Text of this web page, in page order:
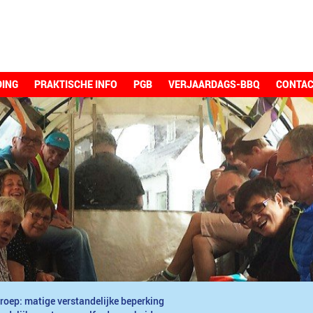
PRAKTISCHE INFO PGB VERJAARDAGS-BBQ
matige verstandelijke beperking